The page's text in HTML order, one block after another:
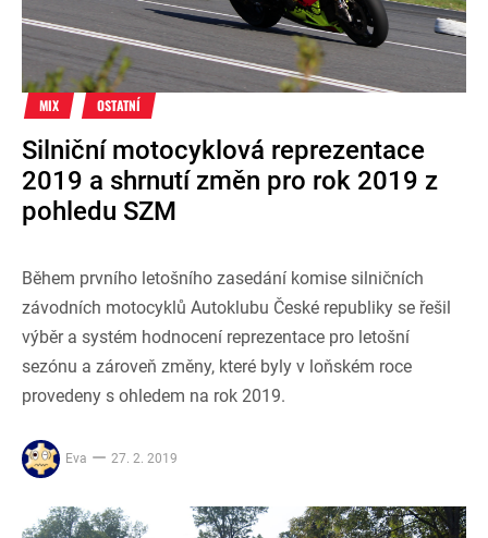
MIX OSTATNÍ
Silniční motocyklová reprezentace
2019 a shrnutí změn pro rok 2019 z
pohledu SZM
Během prvního letošního zasedání komise silničních
závodních motocyklů Autoklubu České republiky se řešil
výběr a systém hodnocení reprezentace pro letošní
sezónu a zároveň změny, které byly v loňském roce
provedeny s ohledem na rok 2019.
Eva 27. 2. 2019